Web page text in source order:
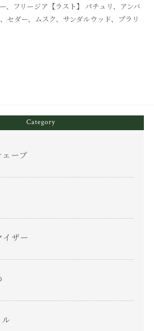
、フリージア【ラスト】 パチュリ、アンバ
セダー、ムスク、サンダルウッド、プラリ
Category
ェーブ
ザー
ル